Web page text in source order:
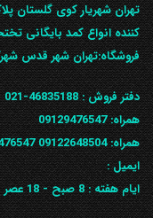
کننده انواع کمد بایگانی
ف‍روشگاه:تهران شهر قدس شهرک
دفتر فروش :46835188-021
همراه:09129476547
همراه: 09122648504
ایمیل :
ایام هفته :8 صبح - 18 عصر